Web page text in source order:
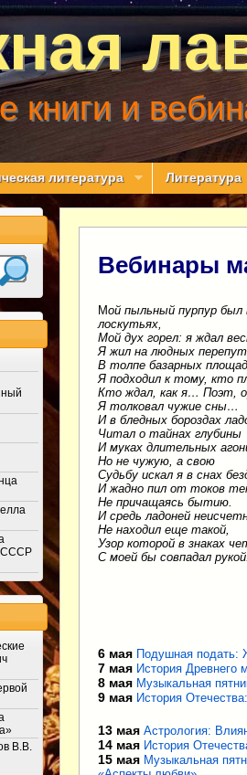
книги и
литература Литература
Вебинары
Мой пыльный пурпур был
лоскутьях,
Мой дух горел: я ждал
Я жил на людных
В толпе базарных
Я подходил к тому, кто
Кто ждал, как я… Поэт,
Я толковал чужие сны…
И в бледных бороздах
Читал о тайнах глубины
И муках длительных
Но не чужую, а свою
Судьбу искал я в снах
И жадно пил от токов
Не причащаясь бытию.
И средь ладоней
Не находил еще такой,
Узор которой в знаках
С моей бы совпадал рукой.
6 мая Подушная
7 мая История Древнего
8 мая Музыкальная
9 мая История
13 мая Астрология:
14 мая История
15 мая Музыкальная
СССР
В.В.